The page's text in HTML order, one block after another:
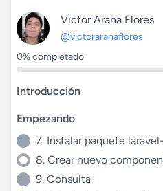
Victor Arana Flores
@victoraranaflores
0% completado
Introducción
Empezando
7. Instalar paquete
8. Crear nuevo
9. Consulta